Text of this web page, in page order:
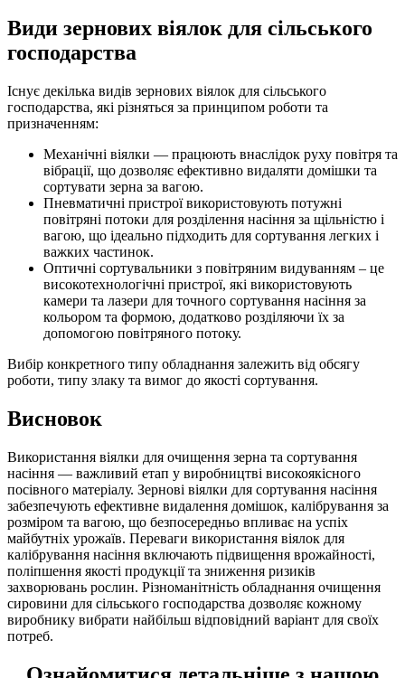
Види зернових віялок для сільського
господарства
Існує декілька видів зернових віялок для сільського
господарства, які різняться за принципом роботи та
призначенням:
Механічні віялки — працюють внаслідок руху повітря та
вібрації, що дозволяє ефективно видаляти домішки та
сортувати зерна за вагою.
Пневматичні пристрої використовують потужні
повітряні потоки для розділення насіння за щільністю і
вагою, що ідеально підходить для сортування легких і
важких частинок.
Оптичні сортувальники з повітряним видуванням – це
високотехнологічні пристрої, які використовують
камери та лазери для точного сортування насіння за
кольором та формою, додатково розділяючи їх за
допомогою повітряного потоку.
Вибір конкретного типу обладнання залежить від обсягу
роботи, типу злаку та вимог до якості сортування.
Висновок
Використання віялки для очищення зерна та сортування
насіння — важливий етап у виробництві високоякісного
посівного матеріалу. Зернові віялки для сортування насіння
забезпечують ефективне видалення домішок, калібрування за
розміром та вагою, що безпосередньо впливає на успіх
майбутніх урожаїв. Переваги використання віялок для
калібрування насіння включають підвищення врожайності,
поліпшення якості продукції та зниження ризиків
захворювань рослин. Різноманітність обладнання очищення
сировини для сільського господарства дозволяє кожному
виробнику вибрати найбільш відповідний варіант для своїх
потреб.